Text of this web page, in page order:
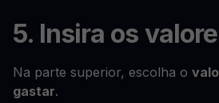
5. Insira os
Na parte superior, escolha o
gastar.